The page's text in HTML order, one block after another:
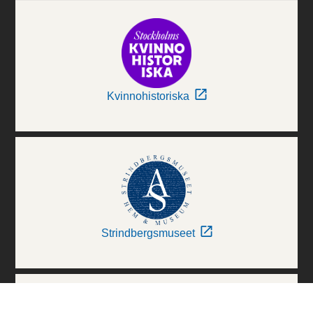
Kvinnohistoriska
Strindbergsmuseet